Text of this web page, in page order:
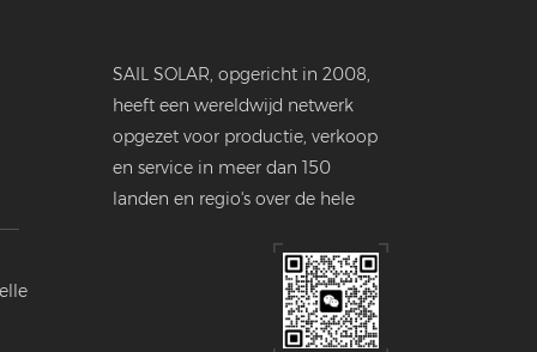
SAIL SOLAR, opgericht in 2008,
heeft een wereldwijd netwerk
opgezet voor productie, verkoop
en service in meer dan 150
landen en regio's over de hele